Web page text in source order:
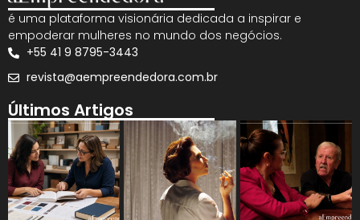
é uma plataforma visionária dedicada a inspirar e
empoderar mulheres no mundo dos negócios.
+55 41 9 8795-3443
revista@aempreendedora.com.br
Últimos Artigos